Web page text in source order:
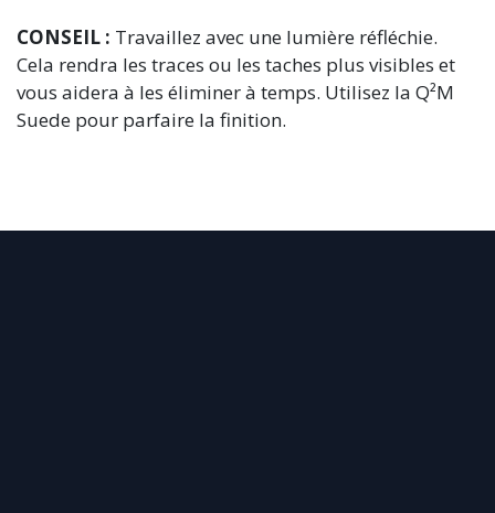
CONSEIL : Travaillez avec une lumière réfléchie.
Cela rendra les traces ou les taches plus visibles et
vous aidera à les éliminer à temps. Utilisez la Q²M
Suede pour parfaire la finition.